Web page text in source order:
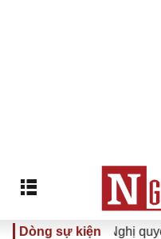
Dòng sự kiện
Đưa Nghị quyết